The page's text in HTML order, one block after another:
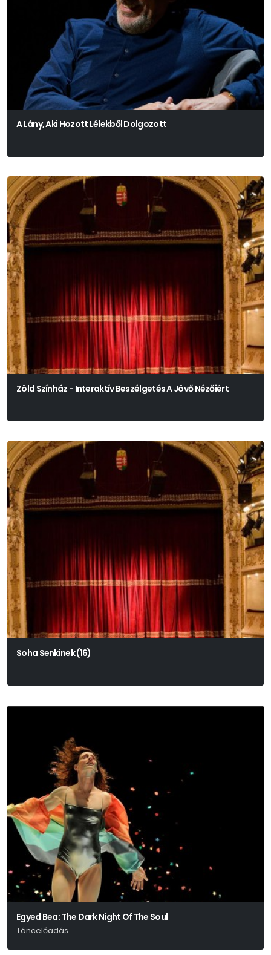
A Lány, Aki Hozott Lélekből Dolgozott
Zöld Színház - Interaktív Beszélgetés A Jövő Nézőiért
Soha Senkinek (16)
Egyed Bea: The Dark Night Of The Soul
Táncelőadás